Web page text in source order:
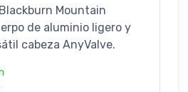
Mountain
de aluminio ligero y
cabeza AnyValve.